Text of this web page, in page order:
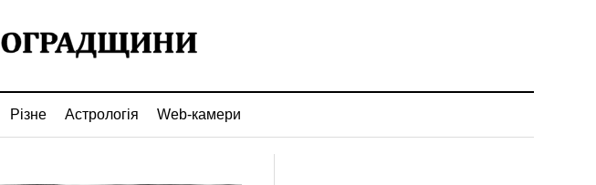
Різне Астрологія Web-камери